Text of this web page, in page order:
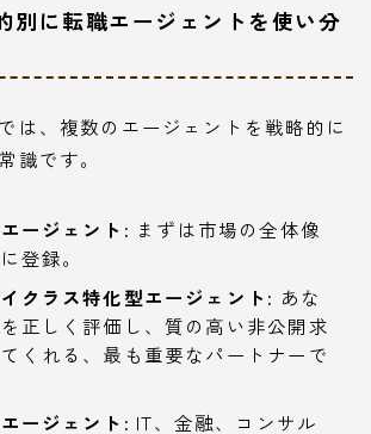
に転職エージェントを使い分
は、複数のエージェントを戦略的に
識です。
ージェント: まずは市場の全体像
登録。
クラス特化型エージェント: あな
正しく評価し、質の高い非公開求
くれる、最も重要なパートナーで
ージェント: IT、金融、コンサル